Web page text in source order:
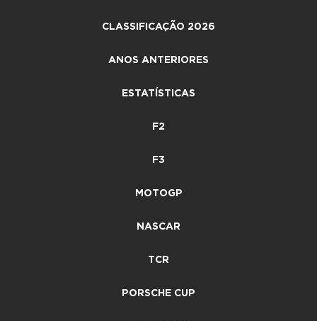
CLASSIFICAÇÃO 2026
ANOS ANTERIORES
ESTATÍSTICAS
F2
F3
MOTOGP
NASCAR
TCR
PORSCHE CUP